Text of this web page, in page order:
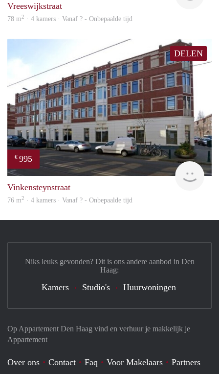
Vreeswijkstraat
78 m2 · 4 kamers · Vanaf ? - Onbepaalde tijd
DELEN
€ 995
rent
Vinkensteynstraat
76 m2 · 4 kamers · Vanaf ? - Onbepaalde tijd
Op Appartement Den Haag vind en verhuur je makkelijk je
Appartement
Over ons Contact Faq Voor Makelaars Partners
Niks leuks gevonden? Dit is ons andere aanbod in Den
Haag:
Kamers Studio's Huurwoningen